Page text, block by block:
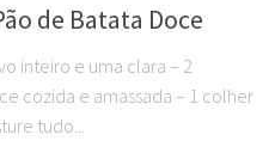
de Batata Doce
inteiro e uma clara – 2
cozida e amassada – 1 colher
tudo...